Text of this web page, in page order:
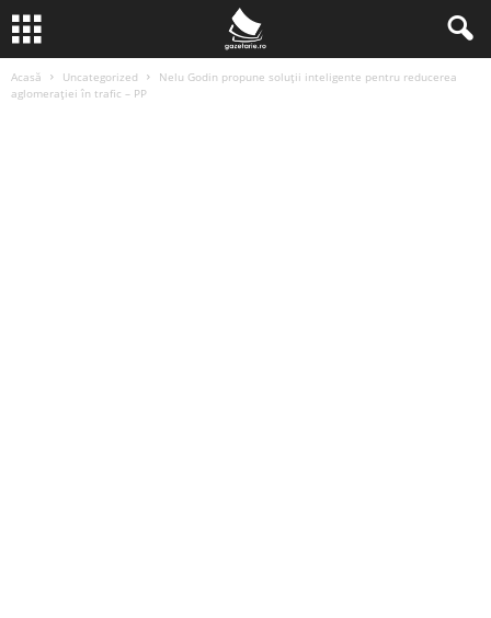
Acasă Uncategorized
Nelu Godin propune soluții inteligente pentru reducerea
aglomerației în trafic – PP